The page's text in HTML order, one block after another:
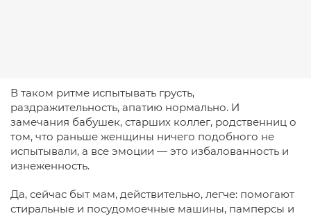
В таком ритме испытывать грусть,
раздражительность, апатию нормально. И
замечания бабушек, старших коллег, родственниц о
том, что раньше женщины ничего подобного не
испытывали, а все эмоции — это избалованность и
изнеженность.
Да, сейчас быт мам, действительно, легче: помогают
стиральные и посудомоечные машины, памперсы и